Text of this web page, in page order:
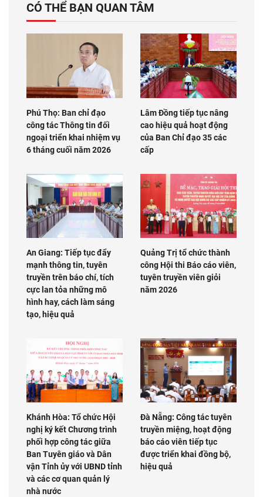
CÓ THỂ BẠN QUAN TÂM
Phú Thọ: Ban chỉ đạo
công tác Thông tin đối
ngoại triển khai nhiệm vụ
6 tháng cuối năm 2026
Lâm Đồng tiếp tục nâng
cao hiệu quả hoạt động
của Ban Chỉ đạo 35 các
cấp
An Giang: Tiếp tục đẩy
mạnh thông tin, tuyên
truyền trên báo chí, tích
cực lan tỏa những mô
hình hay, cách làm sáng
tạo, hiệu quả
Quảng Trị tổ chức thành
công Hội thi Báo cáo viên,
tuyên truyền viên giỏi
năm 2026
Khánh Hòa: Tổ chức Hội
nghị ký kết Chương trình
phối hợp công tác giữa
Ban Tuyên giáo và Dân
vận Tỉnh ủy với UBND tỉnh
và các cơ quan quản lý
nhà nước
Đà Nẵng: Công tác tuyên
truyền miệng, hoạt động
báo cáo viên tiếp tục
được triển khai đồng bộ,
hiệu quả